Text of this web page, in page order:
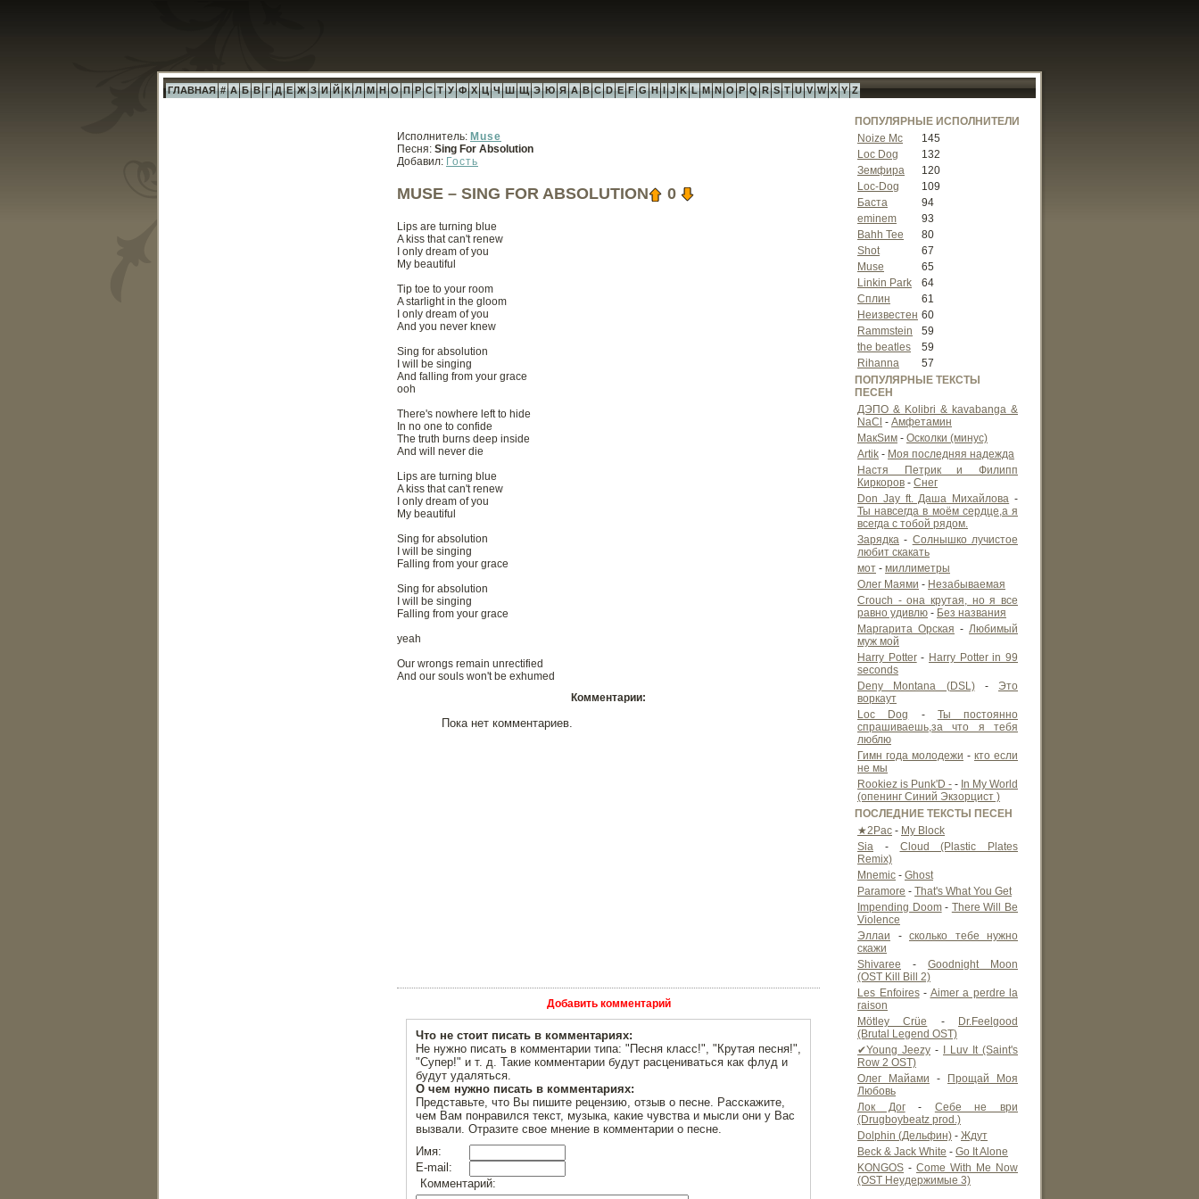
ГЛАВНАЯ # А Б В Г Д Е Ж З И Й К Л М Н О П Р С Т У Ф Х Ц Ч Ш Щ Э Ю Я A B C D E F G H I J K L M N O P Q R S T U V W X Y Z
Исполнитель: Muse
Песня: Sing For Absolution
Добавил: Гость
MUSE – SING FOR ABSOLUTION 0
Lips are turning blue
A kiss that can't renew
I only dream of you
My beautiful
Tip toe to your room
A starlight in the gloom
I only dream of you
And you never knew
Sing for absolution
I will be singing
And falling from your grace
ooh
There's nowhere left to hide
In no one to confide
The truth burns deep inside
And will never die
Lips are turning blue
A kiss that can't renew
I only dream of you
My beautiful
Sing for absolution
I will be singing
Falling from your grace
Sing for absolution
I will be singing
Falling from your grace
yeah
Our wrongs remain unrectified
And our souls won't be exhumed
Комментарии:
Пока нет комментариев.
Добавить комментарий
Что не стоит писать в комментариях:
Не нужно писать в комментарии типа: "Песня класс!", "Крутая песня!",
"Супер!" и т. д. Такие комментарии будут расцениваться как флуд и
будут удаляться.
О чем нужно писать в комментариях:
Представьте, что Вы пишите рецензию, отзыв о песне. Расскажите,
чем Вам понравился текст, музыка, какие чувства и мысли они у Вас
вызвали. Отразите свое мнение в комментарии о песне.
Имя:
E-mail:
Комментарий:
ПОПУЛЯРНЫЕ ИСПОЛНИТЕЛИ
Noize Mc
145
Loc Dog
132
Земфира
120
Loc-Dog
109
Баста
94
eminem
93
Bahh Tee
80
Shot
67
Muse
65
Linkin Park
64
Сплин
61
Неизвестен 60
Rammstein
59
the beatles
59
Rihanna
57
ПОПУЛЯРНЫЕ ТЕКСТЫ
ПЕСЕН
ДЭПО & Kolibri & kavabanga &
NaCl - Амфетамин
МакSим - Осколки (минус)
Artik - Моя последняя надежда
Настя Петрик и Филипп
Киркоров - Снег
Don Jay ft. Даша Михайлова -
Ты навсегда в моём сердце,а я
всегда с тобой рядом.
Зарядка - Солнышко лучистое
любит скакать
мот - миллиметры
Олег Маями - Незабываемая
Crouch - она крутая, но я все
равно удивлю - Без названия
Маргарита Орская - Любимый
муж мой
Harry Potter- Harry Potter in 99
seconds
Deny Montana (DSL)- Это
воркаут
Loc Dog - Ты постоянно
спрашиваешь,за что я тебя
люблю
Гимн года молодежи - кто если
не мы
Rookiez is Punk'D - - In My World
(опенинг Синий Экзорцист )
ПОСЛЕДНИЕ ТЕКСТЫ ПЕСЕН
★2Pac - My Block
Sia - Cloud (Plastic Plates
Remix)
Mnemic - Ghost
Paramore - That's What You Get
Impending Doom- There Will Be
Violence
Эллаи - сколько тебе нужно
скажи
Shivaree - Goodnight Moon
(OST Kill Bill 2)
Les Enfoires- Aimer a perdre la
raison
Mötley Crüe -
Dr.Feelgood
(Brutal Legend OST)
✔Young Jeezy -
I Luv It (Saint's
Row 2 OST)
Олег Майами -
Прощай Моя
Любовь
Лок Дог- Себе не ври
(Drugboybeatz prod.)
Dolphin (Дельфин) - Ждут
Beck & Jack White - Go It Alone
KONGOS - Come With Me Now
(OST Неудержимые 3)